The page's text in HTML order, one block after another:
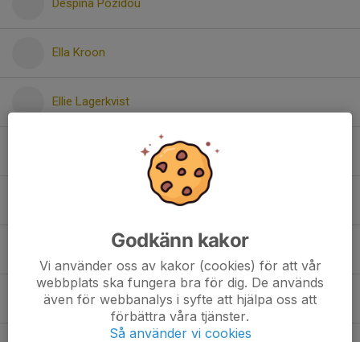
Despina Pozidou
Ella Kroon
Ellie Lagerkvist
Juni Tellebo Jarl
Kerstin Eriksson
Godkänn kakor
Vi använder oss av kakor (cookies) för att vår
webbplats ska fungera bra för dig. De används
även för webbanalys i syfte att hjälpa oss att
förbättra våra tjänster.
Så använder vi cookies